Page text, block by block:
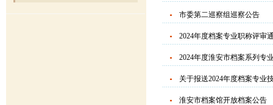
市委第二巡察组巡察公告
2024年度档案专业职称评审
2024年度淮安市档案系列专
关于报送2024年度档案专业
淮安市档案馆开放档案公告